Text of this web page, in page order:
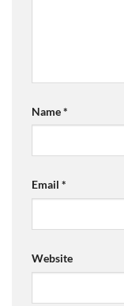
Name*
Email *
Website